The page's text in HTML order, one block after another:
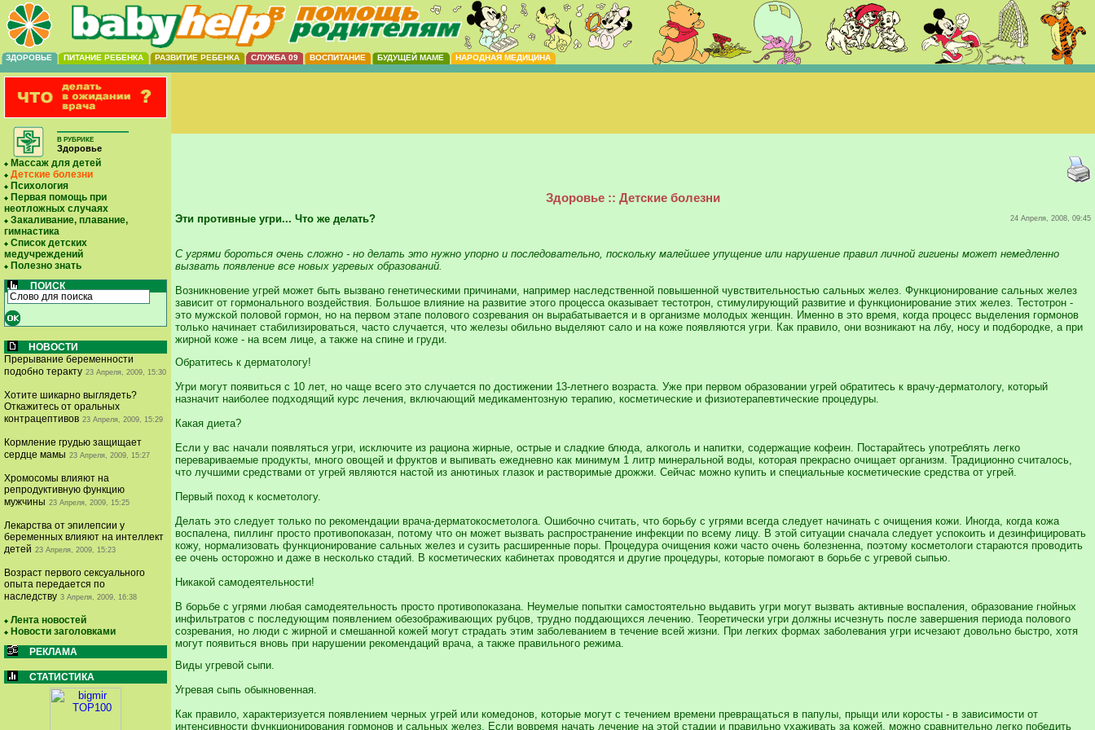
ЗДОРОВЬЕ ПИТАНИЕ РЕБЕНКА РАЗВИТИЕ РЕБЕНКА СЛУЖБА 09 ВОСПИТАНИЕ БУДУЩЕЙ МАМЕ НАРОДНАЯ МЕДИЦИНА
В РУБРИКЕ
Здоровье
Массаж для детей
Детские болезни
Психология
Первая помощь при
неотложных случаях
Закаливание, плавание,
гимнастика
Список детских
медучреждений
Полезно знать
ПОИСК
НОВОСТИ
Прерывание беременности
подобно теракту 23 Апреля, 2009, 15:30
Хотите шикарно выглядеть?
Откажитесь от оральных
контрацептивов 23 Апреля, 2009, 15:29
Кормление грудью защищает
сердце мамы 23 Апреля, 2009, 15:27
Хромосомы влияют на
репродуктивную функцию
мужчины 23 Апреля, 2009, 15:25
Лекарства от эпилепсии у
беременных влияют на интеллект
детей 23 Апреля, 2009, 15:23
Возраст первого сексуального
опыта передается по
наследству 3 Апреля, 2009, 16:38
Лента новостей
Новости заголовками
РЕКЛАМА
СТАТИСТИКА
Здоровье :: Детские болезни
Эти противные угри... Что же делать? 24 Апреля, 2008, 09:45
С угрями бороться очень сложно - но делать это нужно упорно и последовательно, поскольку малейшее упущение или нарушение правил личной гигиены может немедленно
вызвать появление все новых угревых образований.
Возникновение угрей может быть вызвано генетическими причинами, например наследственной повышенной чувствительностью сальных желез. Функционирование сальных желез
зависит от гормонального воздействия. Большое влияние на развитие этого процесса оказывает тестотрон, стимулирующий развитие и функционирование этих желез. Тестотрон -
это мужской половой гормон, но на первом этапе полового созревания он вырабатывается и в организме молодых женщин. Именно в это время, когда процесс выделения гормонов
только начинает стабилизироваться, часто случается, что железы обильно выделяют сало и на коже появляются угри. Как правило, они возникают на лбу, носу и подбородке, а при
жирной коже - на всем лице, а также на спине и груди.
Обратитесь к дерматологу!
Угри могут появиться с 10 лет, но чаще всего это случается по достижении 13-летнего возраста. Уже при первом образовании угрей обратитесь к врачу-дерматологу, который
назначит наиболее подходящий курс лечения, включающий медикаментозную терапию, косметические и физиотерапевтические процедуры.
Какая диета?
Если у вас начали появляться угри, исключите из рациона жирные, острые и сладкие блюда, алкоголь и напитки, содержащие кофеин. Постарайтесь употреблять легко
перевариваемые продукты, много овощей и фруктов и выпивать ежедневно как минимум 1 литр минеральной воды, которая прекрасно очищает организм. Традиционно считалось,
что лучшими средствами от угрей являются настой из анютиных глазок и растворимые дрожжи. Сейчас можно купить и специальные косметические средства от угрей.
Первый поход к косметологу.
Делать это следует только по рекомендации врача-дерматокосметолога. Ошибочно считать, что борьбу с угрями всегда следует начинать с очищения кожи. Иногда, когда кожа
воспалена, пиллинг просто противопоказан, потому что он может вызвать распространение инфекции по всему лицу. В этой ситуации сначала следует успокоить и дезинфицировать
кожу, нормализовать функционирование сальных желез и сузить расширенные поры. Процедура очищения кожи часто очень болезненна, поэтому косметологи стараются проводить
ее очень осторожно и даже в несколько стадий. В косметических кабинетах проводятся и другие процедуры, которые помогают в борьбе с угревой сыпью.
Никакой самодеятельности!
В борьбе с угрями любая самодеятельность просто противопоказана. Неумелые попытки самостоятельно выдавить угри могут вызвать активные воспаления, образование гнойных
инфильтратов с последующим появлением обезображивающих рубцов, трудно поддающихся лечению. Теоретически угри должны исчезнуть после завершения периода полового
созревания, но люди с жирной и смешанной кожей могут страдать этим заболеванием в течение всей жизни. При легких формах заболевания угри исчезают довольно быстро, хотя
могут появиться вновь при нарушении рекомендаций врача, а также правильного режима.
Виды угревой сыпи.
Угревая сыпь обыкновенная.
Как правило, характеризуется появлением черных угрей или комедонов, которые могут с течением времени превращаться в папулы, прыщи или коросты - в зависимости от
интенсивности функционирования гормонов и сальных желез. Если вовремя начать лечение на этой стадии и правильно ухаживать за кожей, можно сравнительно легко победить